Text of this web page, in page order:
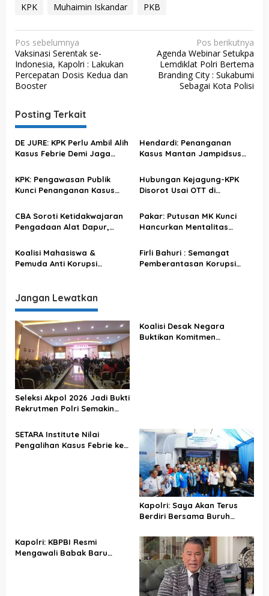
KPK
Muhaimin Iskandar PKB
N
a
v
i
g
a
s
i
p
o
s
Pos sebelumnya
Vaksinasi Serentak se-
Indonesia, Kapolri : Lakukan
Percepatan Dosis Kedua dan
Booster
Pos berikutnya
Agenda Webinar Setukpa
Lemdiklat Polri Bertema
Branding City : Sukabumi
Sebagai Kota Polisi
Posting Terkait
DE JURE: KPK Perlu Ambil Alih
Kasus Febrie Demi Jaga
Hendardi: Penanganan
Kasus Mantan Jampidsus
Pertanyaan Publik
KPK: Pengawasan Publik
Kunci Penanganan Kasus
Hubungan Kejagung-KPK
Disorot Usai OTT di
CBA Soroti Ketidakwajaran
Pengadaan Alat Dapur,
Bertindak
Pakar: Putusan MK Kunci
Hancurkan Mentalitas
Koalisi Mahasiswa &
Pemuda Anti Korupsi
Komitmen Berantas Korupsi!
Firli Bahuri : Semangat
Pemberantasan Korupsi
Jangan Lewatkan
Seleksi Akpol 2026 Jadi Bukti
Rekrutmen Polri Semakin
Koalisi Desak Negara
Buktikan Komitmen
SETARA Institute Nilai
Pengalihan Kasus Febrie ke
Kapolri: Saya Akan Terus
Berdiri Bersama Buruh
Kapolri: KBPBI Resmi
Mengawali Babak Baru